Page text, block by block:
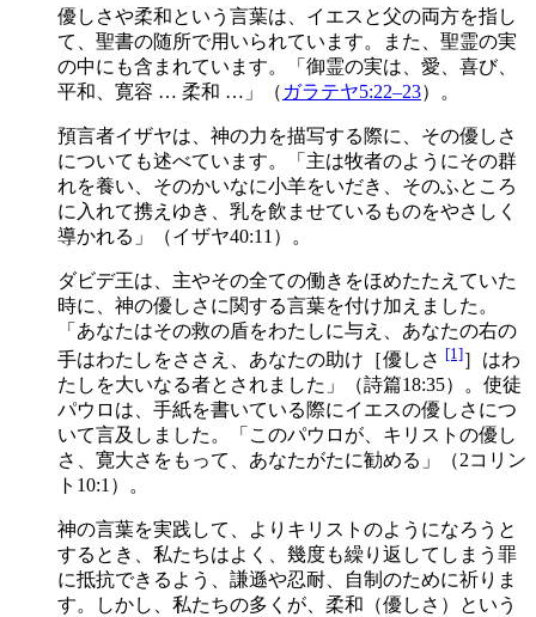
優しさや柔和という言葉は、イエスと父の両方を指し
て、聖書の随所で用いられています。また、聖霊の実
の中にも含まれています。「御霊の実は、愛、喜び、
平和、寛容 … 柔和 …」（ ガラテヤ5:22–23）。
預言者イザヤは、神の力を描写する際に、その優しさ
についても述べています。「主は牧者のようにその群
れを養い、そのかいなに小羊をいだき、そのふところ
に入れて携えゆき、乳を飲ませているものをやさしく
導かれる」（イザヤ40:11）。
ダビデ王は、主やその全ての働きをほめたたえていた
時に、神の優しさに関する言葉を付け加えました。
「あなたはその救の盾をわたしに与え、あなたの右の
手はわたしをささえ、あなたの助け［優しさ [1]］はわ
たしを大いなる者とされました」（詩篇18:35）。使徒
パウロは、手紙を書いている際にイエスの優しさにつ
いて言及しました。「このパウロが、キリストの優し
さ、寛大さをもって、あなたがたに勧める」（2コリン
ト10:1）。
神の言葉を実践して、よりキリストのようになろうと
するとき、私たちはよく、幾度も繰り返してしまう罪
に抵抗できるよう、謙遜や忍耐、自制のために祈りま
す。しかし、私たちの多くが、柔和（優しさ）という